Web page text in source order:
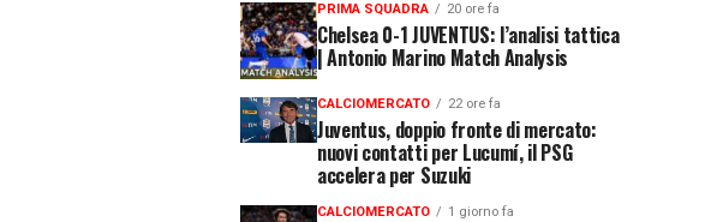
PRIMA SQUADRA 20 ore fa
Chelsea 0-1 JUVENTUS: l’analisi tattica
| Antonio Marino Match Analysis
CALCIOMERCATO 22 ore fa
Juventus, doppio fronte di mercato:
nuovi contatti per Lucumí, il PSG
accelera per Suzuki
CALCIOMERCATO 1 giorno fa